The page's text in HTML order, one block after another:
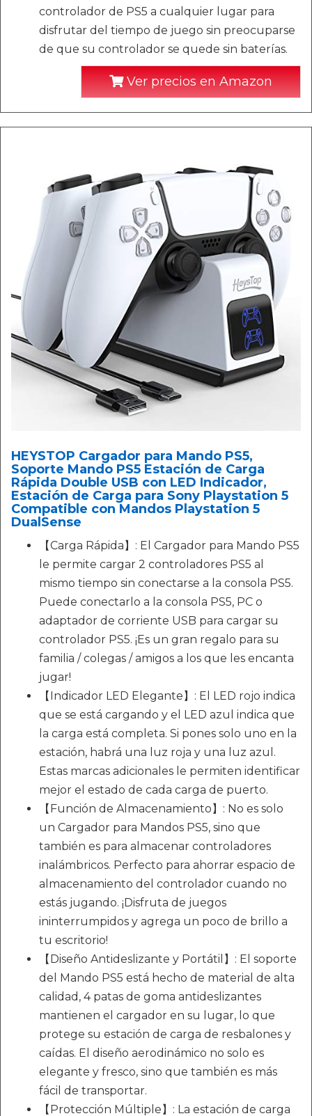
controlador de PS5 a cualquier lugar para
disfrutar del tiempo de juego sin preocuparse
de que su controlador se quede sin baterías.
Ver precios en Amazon
HEYSTOP Cargador para Mando PS5,
Soporte Mando PS5 Estación de Carga
Rápida Double USB con LED Indicador,
Estación de Carga para Sony Playstation 5
Compatible con Mandos Playstation 5
DualSense
【Carga Rápida】: El Cargador para Mando PS5
le permite cargar 2 controladores PS5 al
mismo tiempo sin conectarse a la consola PS5.
Puede conectarlo a la consola PS5, PC o
adaptador de corriente USB para cargar su
controlador PS5. ¡Es un gran regalo para su
familia / colegas / amigos a los que les encanta
jugar!
【Indicador LED Elegante】: El LED rojo indica
que se está cargando y el LED azul indica que
la carga está completa. Si pones solo uno en la
estación, habrá una luz roja y una luz azul.
Estas marcas adicionales le permiten identificar
mejor el estado de cada carga de puerto.
【Función de Almacenamiento】: No es solo
un Cargador para Mandos PS5, sino que
también es para almacenar controladores
inalámbricos. Perfecto para ahorrar espacio de
almacenamiento del controlador cuando no
estás jugando. ¡Disfruta de juegos
ininterrumpidos y agrega un poco de brillo a
tu escritorio!
【Diseño Antideslizante y Portátil】: El soporte
del Mando PS5 está hecho de material de alta
calidad, 4 patas de goma antideslizantes
mantienen el cargador en su lugar, lo que
protege su estación de carga de resbalones y
caídas. El diseño aerodinámico no solo es
elegante y fresco, sino que también es más
fácil de transportar.
【Protección Múltiple】: La estación de carga